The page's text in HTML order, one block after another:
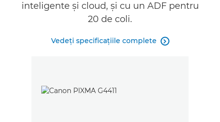
inteligente şi cloud, şi cu un ADF pentru
20 de coli.
Vedeţi specificaţiile complete 